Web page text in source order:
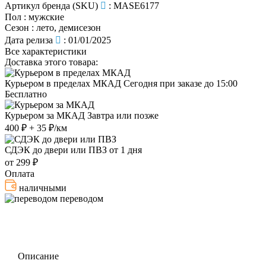
Артикул бренда (SKU)
: MASE6177
Пол : мужские
Сезон : лето, демисезон
Дата релиза
: 01/01/2025
Все характеристики
Доставка этого товара:
Курьером в пределах МКАД Сегодня при заказе до 15:00
Бесплатно
Курьером за МКАД Завтра или позже
400 ₽ + 35 ₽/км
СДЭК до двери или ПВЗ от 1 дня
от 299 ₽
Оплата
наличными
переводом
Описание